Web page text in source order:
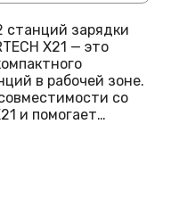
станций зарядки
X21 — это
в рабочей зоне.
со
и помогает